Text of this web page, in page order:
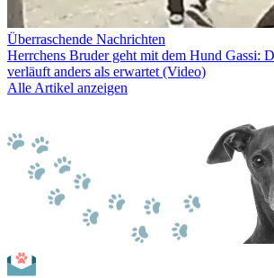
Überraschende Nachrichten
Herrchens Bruder geht mit dem Hund Gassi:
verläuft anders als erwartet (Video)
Alle Artikel anzeigen